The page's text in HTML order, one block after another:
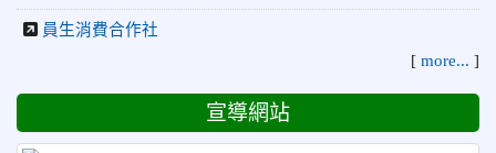
員生消費合作社
[ more... ]
宣導網站